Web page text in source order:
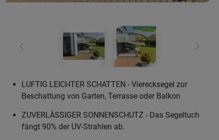
Zurück Weiter
LUFTIG LEICHTER SCHATTEN - Vierecksegel zur
Beschattung von Garten, Terrasse oder Balkon
ZUVERLÄSSIGER SONNENSCHUTZ - Das Segeltuch
fängt 90% der UV-Strahlen ab.